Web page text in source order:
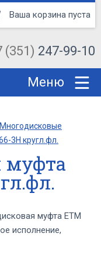
(351) 247-99-10
Ваша корзина пуста
Меню
Многодисковые
3Н кругл.фл.
муфта
муфта ЕТМ
исполнение,